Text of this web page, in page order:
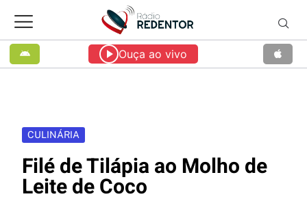
Ouça ao vivo
CULINÁRIA
Filé de Tilápia ao Molho de
Leite de Coco